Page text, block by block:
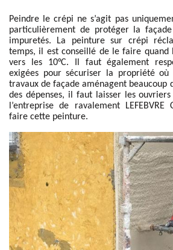
Peindre le crépi ne s’agit pas
particulièrement de protéger la
impuretés. La peinture sur crépi
temps, il est conseillé de le faire
vers les 10°C. Il faut également
exigées pour sécuriser la propriété où
travaux de façade aménagent beaucoup
des dépenses, il faut laisser les
l’entreprise de ravalement
faire cette peinture.